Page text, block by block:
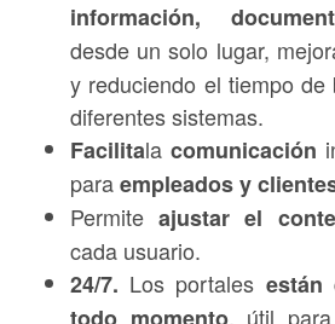
información,
desde un solo lugar,
y reduciendo el tiempo de
diferentes sistemas.
Facilitala comunicación
paraempleados y
Permiteajustar el
cada usuario.
24/7. Los portales están
, útil